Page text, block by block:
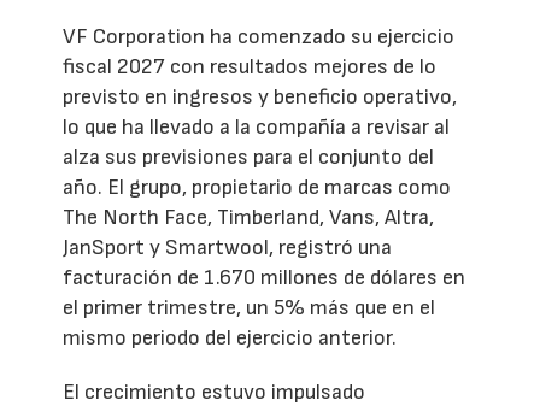
VF Corporation ha comenzado su ejercicio
fiscal 2027 con resultados mejores de lo
previsto en ingresos y beneficio operativo,
lo que ha llevado a la compañía a revisar al
alza sus previsiones para el conjunto del
año. El grupo, propietario de marcas como
The North Face, Timberland, Vans, Altra,
JanSport y Smartwool, registró una
facturación de 1.670 millones de dólares en
el primer trimestre, un 5% más que en el
mismo periodo del ejercicio anterior.
El crecimiento estuvo impulsado